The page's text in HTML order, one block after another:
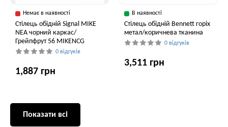
Немає в наявності
Стілець обідній Signal MIKE
NEA чорний каркас/
Грейпфрут 56 MIKENCG
0 відгуків
1,887 грн
В наявності
Стілець обідній Bennett горіх
метал/коричнева тканина
0 відгуків
3,511 грн
Показати всі